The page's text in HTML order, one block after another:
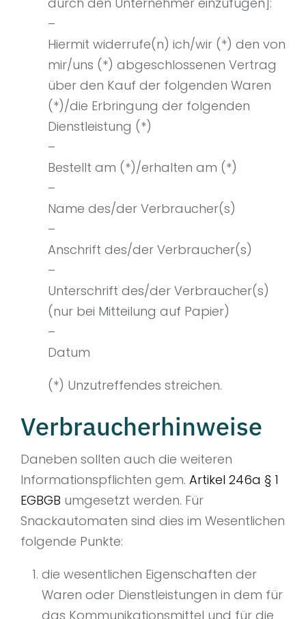
–
Hiermit widerrufe(n) ich/wir (*) den von
mir/uns (*) abgeschlossenen Vertrag
über den Kauf der folgenden Waren
(*)/die Erbringung der folgenden
Dienstleistung (*)
–
Bestellt am (*)/erhalten am (*)
–
Name des/der Verbraucher(s)
–
Anschrift des/der Verbraucher(s)
–
Unterschrift des/der Verbraucher(s)
(nur bei Mitteilung auf Papier)
–
Datum
(*) Unzutreffendes streichen.
Verbraucherhinweise
Daneben sollten auch die weiteren
Informationspflichten gem. Artikel 246a § 1
EGBGB umgesetzt werden. Für
Snackautomaten sind dies im Wesentlichen
folgende Punkte:
die wesentlichen Eigenschaften der
Waren oder Dienstleistungen in dem für
das Kommunikationsmittel und für die